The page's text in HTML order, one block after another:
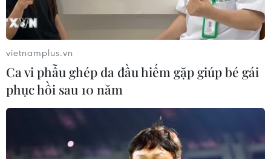
Moody’s cảnh báo hạ tầng điện hạn
chế tiềm năng phát triển AI của
Mexico
06/08/2026 03:33
Các công viên Disney ghi nhận
doanh thu quý kỷ lục
vietnamplus.vn
Ca vi phẫu ghép da đầu hiếm gặp giúp bé gái
phục hồi sau 10 năm